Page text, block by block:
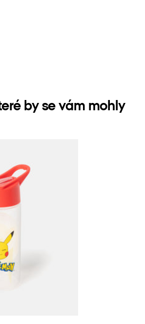
by se vám mohly